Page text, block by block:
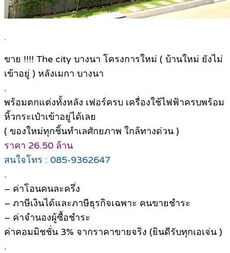
.
ขาย !!!! The city บางนา โครงการใหม่ ( บ้านใหม่ ยังไม่
เข้าอยู่ ) หลังเมกา บางนา
.
พร้อมตกแต่งทั้งหลัง เฟอร์ครบ เครื่องใช้ไฟฟ้าครบพร้อม
หิ้วกระเป๋าเข้าอยู่ได้เลย
( ของใหม่ทุกชิ้นทำเลศักยภาพ ใกล้ทางด่วน )
ราคา 26.50 ล้าน
สนใจโทร : 085-9362647
.
– ค่าโอนคนละครึ่ง
– ภาษีเงินได้และภาษีธุรกิจเฉพาะ คนขายชำระ
– ค่าจำนองผู้ซื้อชำระ
ค่าคอมมิชชั่น 3% จากราคาขายจริง (ยินดีรับทุกเอเจ่น )
.